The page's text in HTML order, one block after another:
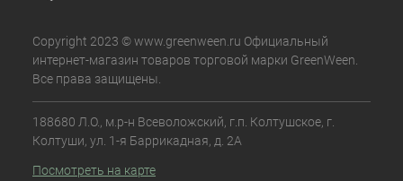
Copyright 2023 © www.greenween.ru Официальный
интернет-магазин товаров торговой марки GreenWeen.
Все права защищены.
188680 Л.О., м.р-н Всеволожский, г.п. Колтушское, г.
Колтуши, ул. 1-я Баррикадная, д. 2А
Посмотреть на карте